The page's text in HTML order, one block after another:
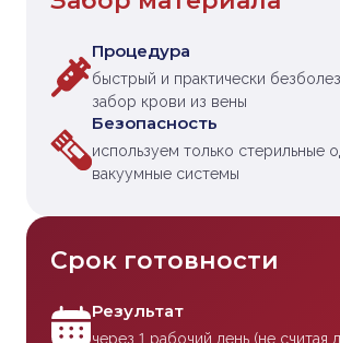
Процедура
быстрый и практически
забор крови из вены
Безопасность
используем только стерильные
вакуумные системы
Срок готовности
Результат
через 1 рабочий день (не считая